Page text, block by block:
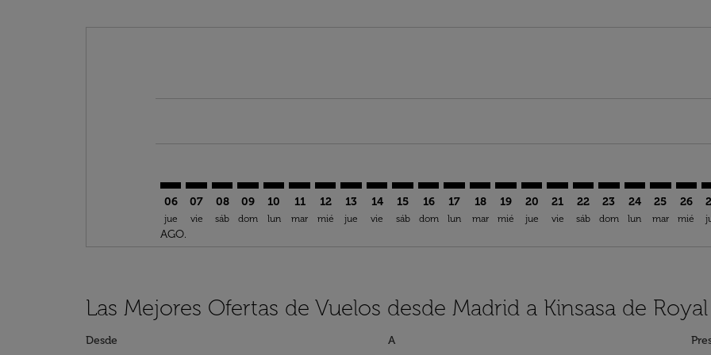
06
jue
AGO.
07
vie
08
sáb
09
dom
10
lun
11
mar
12
mié
13
jue
14
vie
15
sáb
16
dom
17
lun
18
mar
MAD–FIH: cmp-view-offers-
19
mié
MAD–FIH: cmp-view-offers-
20
jue
MAD–FIH: cmp-view-
21
vie
MAD–FIH: cmp-view-
22
sáb
MAD–FIH: cmp-
23
dom
MAD–FIH:
24
lun
25
mar
26
mié
Las Mejores Ofertas de Vuelos desde Madrid a Kinsasa de
Desde A